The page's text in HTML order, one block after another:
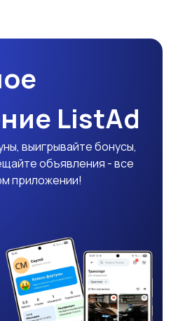
общепит
Спорт и красота
ремонт
Управление
ListAd
выигрывайте бонусы,
объявления - все
приложении!